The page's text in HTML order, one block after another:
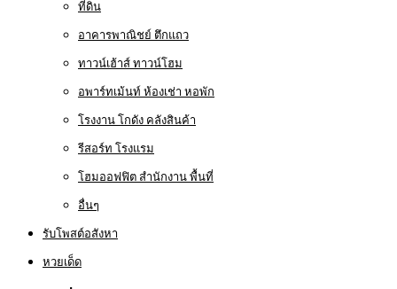
ที่ดิน
อาคารพาณิชย์ ตึกแถว
ทาวน์เฮ้าส์ ทาวน์โฮม
อพาร์ทเม้นท์ ห้องเช่า หอพัก
โรงงาน โกดัง คลังสินค้า
รีสอร์ท โรงแรม
โฮมออฟฟิต สำนักงาน พื้นที่
อื่นๆ
รับโพสต์อสังหา
หวยเด็ด